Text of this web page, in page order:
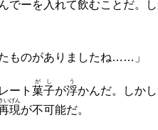
でーを入れて飲むことだ。
ものがありましたね……」
ート 菓子
がし
が浮
う
かんだ。しかし
現
いげん
が不可能だ。